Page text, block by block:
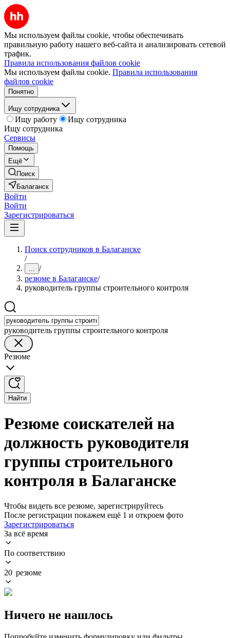
Мы используем файлы cookie, чтобы обеспечивать
правильную работу нашего веб-сайта и анализировать сетевой
трафик.
Правила использования файлов cookie
Мы используем файлы cookie. Правила использования
файлов cookie
Понятно
Ищу сотрудника
Ищу работу
Ищу сотрудника
Ищу сотрудника
Сервисы
Помощь
Ещё
Поиск
Балаганск
Войти
Войти
Зарегистрироваться
Поиск сотрудников в Балаганске
/
... /
резюме в Балаганске/
руководитель группы строительного контроля
руководитель группы строительного контроля
Резюме
Найти
Резюме соискателей на
должность руководителя
группы строительного
контроля в Балаганске
Чтобы видеть все резюме, зарегистрируйтесь
После регистрации покажем ещё 1 и откроем фото
Зарегистрироваться
За всё время
По соответствию
20 резюме
Ничего не нашлось